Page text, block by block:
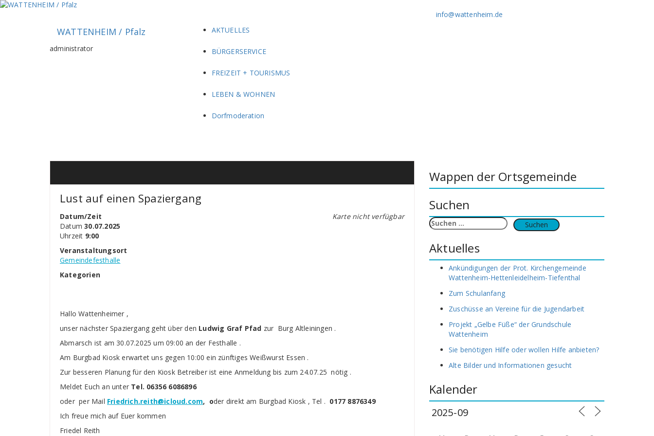
Zum
info@wattenheim.de
WATTENHEIM / Pfalz
administrator
AKTUELLES
BÜRGERSERVICE
FREIZEIT + TOURISMUS
LEBEN & WOHNEN
Dorfmoderation
Lust auf einen Spaziergang
Karte nicht verfügbar
Datum/Zeit
Datum30.07.2025
Uhrzeit 9:00
Veranstaltungsort
Gemeindefesthalle
Kategorien
Hallo Wattenheimer ,
unser nächster Spaziergang geht über den Ludwig Graf Pfad zur Burg Altleiningen .
Abmarsch ist am 30.07.2025 um 09:00 an der Festhalle .
Am Burgbad Kiosk erwartet uns gegen 10:00 ein zünftiges Weißwurst Essen .
Zur besseren Planung für den Kiosk Betreiber ist eine Anmeldung bis zum 24.07.25 nötig .
Meldet Euch an unter Tel. 06356 6086896
oder per Mail Friedrich.reith@icloud.com, oder direkt am Burgbad Kiosk , Tel . 0177 8876349
Ich freue mich auf Euer kommen
Friedel Reith
Wappen der Ortsgemeinde
Suchen
Suchen
nach:
Aktuelles
Ankündigungen der Prot. Kirchengemeinde
Wattenheim-Hettenleidelheim-Tiefenthal
Zum Schulanfang
Zuschüsse an Vereine für die Jugendarbeit
Projekt „Gelbe Füße“ der Grundschule
Wattenheim
Sie benötigen Hilfe oder wollen Hilfe anbieten?
Alte Bilder und Informationen gesucht
Kalender